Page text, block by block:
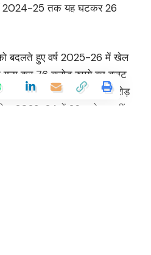
2024-25 तक यह घटकर 26
बदलते हुए वर्ष 2025-26 में खेल
गुना कर 76 करोड़ रुपये का बजट
में जहाँ खेलों का बजट 60 करोड़
2023-24 में 26 करोड़, वहीं